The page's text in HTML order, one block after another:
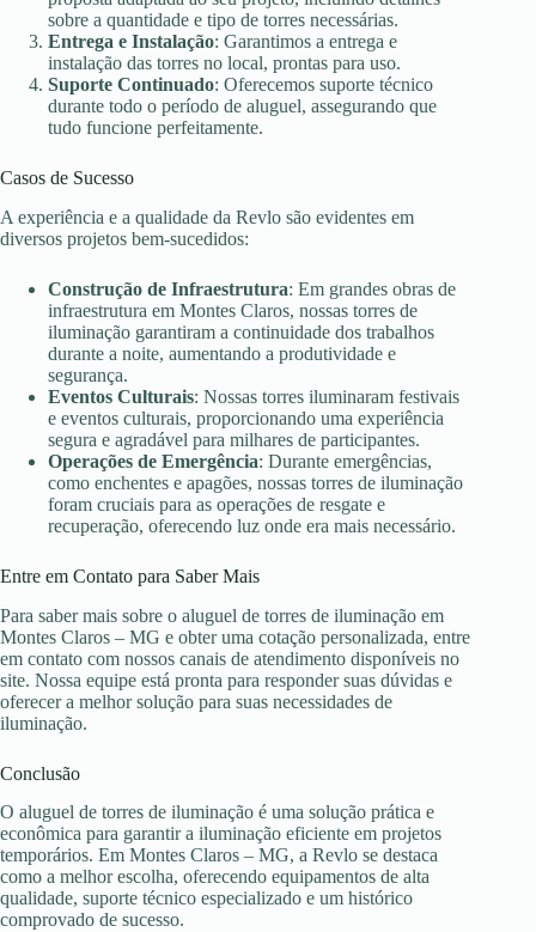
sobre a quantidade e tipo de torres necessárias.
Entrega e Instalação: Garantimos a entrega e
instalação das torres no local, prontas para uso.
Suporte Continuado: Oferecemos suporte técnico
durante todo o período de aluguel, assegurando que
tudo funcione perfeitamente.
Casos de Sucesso
A experiência e a qualidade da Revlo são evidentes em
diversos projetos bem-sucedidos:
Construção de Infraestrutura: Em grandes obras de
infraestrutura em Montes Claros, nossas torres de
iluminação garantiram a continuidade dos trabalhos
durante a noite, aumentando a produtividade e
segurança.
Eventos Culturais: Nossas torres iluminaram festivais
e eventos culturais, proporcionando uma experiência
segura e agradável para milhares de participantes.
Operações de Emergência: Durante emergências,
como enchentes e apagões, nossas torres de iluminação
foram cruciais para as operações de resgate e
recuperação, oferecendo luz onde era mais necessário.
Entre em Contato para Saber Mais
Para saber mais sobre o aluguel de torres de iluminação em
Montes Claros – MG e obter uma cotação personalizada, entre
em contato com nossos canais de atendimento disponíveis no
site. Nossa equipe está pronta para responder suas dúvidas e
oferecer a melhor solução para suas necessidades de
iluminação.
Conclusão
O aluguel de torres de iluminação é uma solução prática e
econômica para garantir a iluminação eficiente em projetos
temporários. Em Montes Claros – MG, a Revlo se destaca
como a melhor escolha, oferecendo equipamentos de alta
qualidade, suporte técnico especializado e um histórico
comprovado de sucesso.